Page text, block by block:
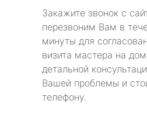
Закажите звонок с
перезвоним Вам в
минуты для
визита мастера на
детальной
Вашей проблемы и
телефону.